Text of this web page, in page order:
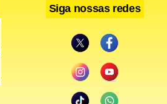
Siga nossas redes